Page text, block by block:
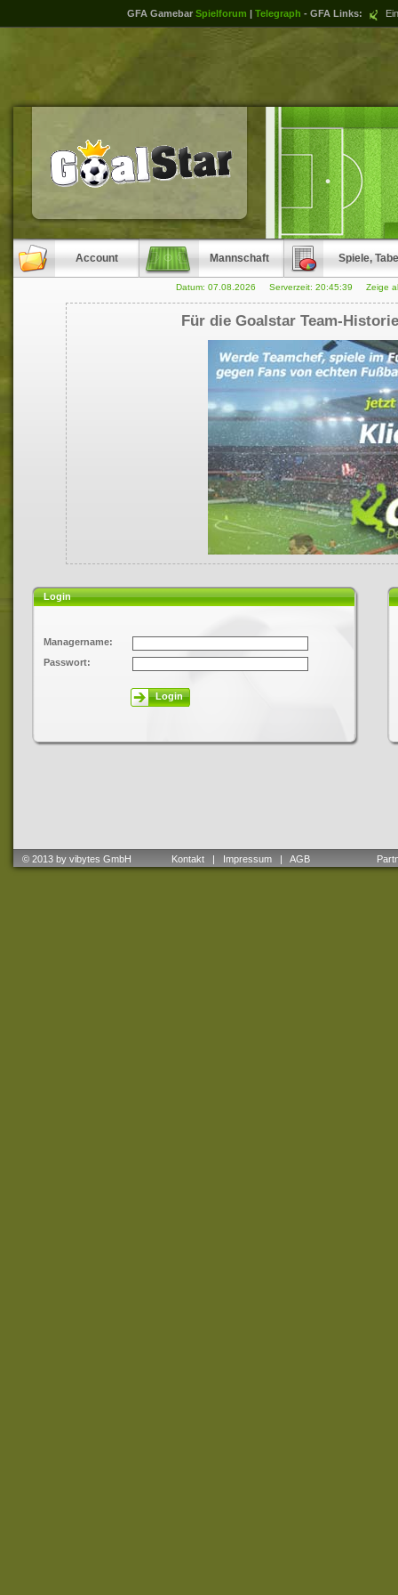
GFA Gamebar Spielforum | Telegraph - GFA Links:
Account Mannschaft Spiele,
Datum: 07.08.2026 Serverzeit: 20:45:39 Zeige
Für die Goalstar Team-
Login
Managername:
Passwort:
Login
© 2013 by vibytes GmbH Kontakt | Impressum | AGB